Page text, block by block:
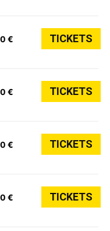
€ TICKETS
€ TICKETS
€ TICKETS
€ TICKETS